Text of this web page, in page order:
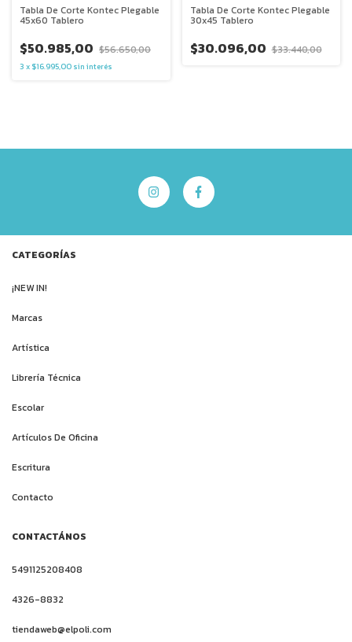
Tabla De Corte Kontec Plegable
45x60 Tablero
$50.985,00 $56.650,00
3 x $16.995,00 sin interés
Tabla De Corte Kontec Plegable
30x45 Tablero
$30.096,00 $33.440,00
CATEGORÍAS
¡NEW IN!
Marcas
Artística
Librería Técnica
Escolar
Artículos De Oficina
Escritura
Contacto
CONTACTÁNOS
5491125208408
4326-8832
tiendaweb@elpoli.com